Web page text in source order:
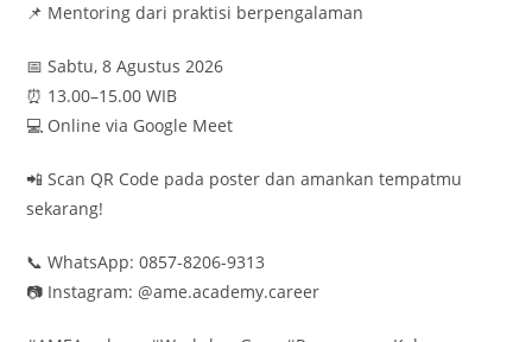
📌 Mentoring dari praktisi berpengalaman
📅 Sabtu, 8 Agustus 2026
⏰ 13.00–15.00 WIB
💻 Online via Google Meet
📲 Scan QR Code pada poster dan amankan tempatmu
sekarang!
📞 WhatsApp: 0857-8206-9313
📷 Instagram: @ame.academy.career